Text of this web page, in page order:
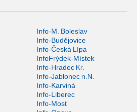
Info-M. Boleslav
Info-Budějovice
Info-Česká Lípa
InfoFrýdek-Místek
Info-Hradec Kr.
Info-Jablonec n.N.
Info-Karviná
Info-Liberec
Info-Most